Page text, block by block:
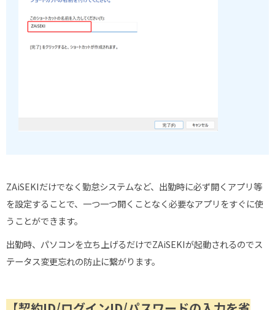
ZAiSEKIだけでなく勤怠システムなど、出勤時に必ず開くアプリ等
を設定することで、一つ一つ開くことなく必要なアプリをすぐに使
うことができます。
出勤時、パソコンを立ち上げるだけでZAiSEKIが起動されるのでス
テータス変更忘れの防止に繋がります。